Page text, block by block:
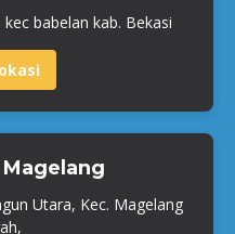
babelan kab. Bekasi
Utara, Kec. Magelang